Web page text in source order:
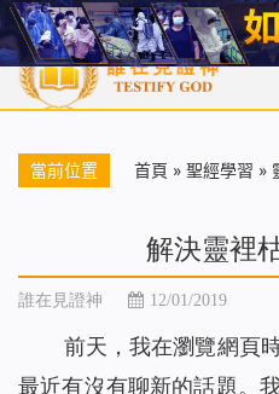
首頁 每日靈糧 天國福音
當前位置 首頁 » 聖經學習 »
解決靈裡
誰在見證神 12/01/2019
前天，我在瀏覽網頁
最近有沒有聊新的話題。